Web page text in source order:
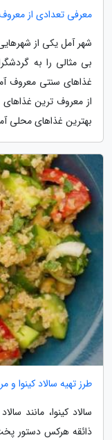
معرفی تعدادی از
شهر آمل یکی از
بی مثالی را به
غذاهای سنتی معروف
از معروف ترین غذاهای
بهترین غذاهای محلی
طرز تهیه سالاد کینوا
سالاد کینوا، مانند
ذائقه هرکس دستور پخت